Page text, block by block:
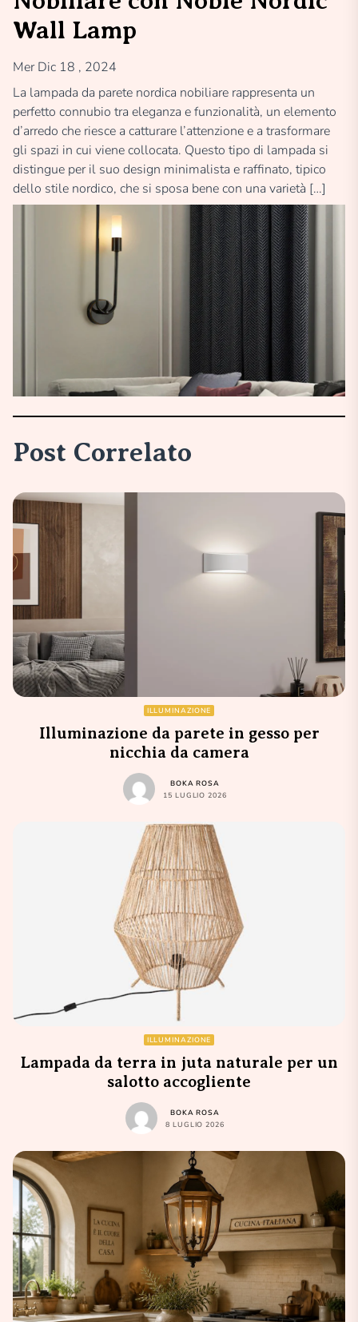
Wall Lamp
Mer Dic 18 , 2024
La lampada da parete nordica nobiliare rappresenta un
perfetto connubio tra eleganza e funzionalità, un elemento
d’arredo che riesce a catturare l’attenzione e a trasformare
gli spazi in cui viene collocata. Questo tipo di lampada si
distingue per il suo design minimalista e raffinato, tipico
dello stile nordico, che si sposa bene con una varietà […]
Post Correlato
ILLUMINAZIONE
Illuminazione da parete in gesso per
nicchia da camera
BOKA ROSA
15 LUGLIO 2026
ILLUMINAZIONE
Lampada da terra in juta naturale per un
salotto accogliente
BOKA ROSA
8 LUGLIO 2026